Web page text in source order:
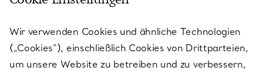
KUNDENSERVICE
SERVICES
Wir verwenden Cookies und ähnliche Technologien
(„Cookies“), einschließlich Cookies von Drittparteien,
um unsere Website zu betreiben und zu verbessern,